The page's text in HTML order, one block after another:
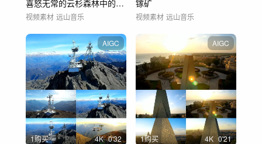
喜怒无常的云杉森林中的深绿色松树
视频素材 远山音乐
镓矿
视频素材 远山音乐
AIGC
1购买 4K 0'32
AIGC
1购买 4K 0'21